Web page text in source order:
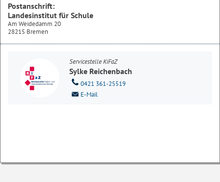
Postanschrift:
Landesinstitut für Schule
Am Weidedamm 20
28215 Bremen
Servicestelle KiFaZ
Sylke Reichenbach
0421 361-25519
E-Mail